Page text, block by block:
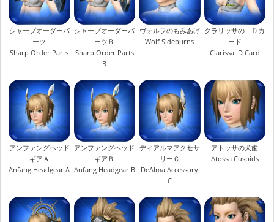
シャープオーダーパ
ーツ
Sharp Order Parts
シャープオーダーパ
ーツＢ
Sharp Order Parts
B
ヴォルフのもみあげ
Wolf Sideburns
クラリッサのＩＤカ
ード
Clarissa ID Card
アンファングヘッド
ギアＡ
Anfang Headgear A
アンファングヘッド
ギアＢ
Anfang Headgear B
ディアルマアクセサ
リーＣ
DeAlma Accessory
C
アトッサの犬歯
Atossa Cuspids